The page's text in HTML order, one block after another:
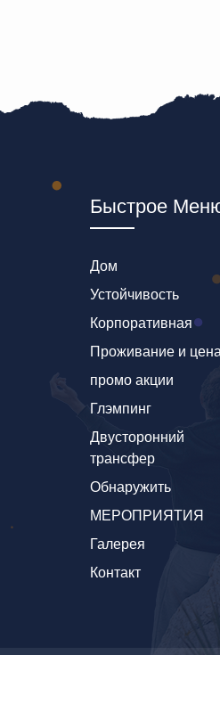
Быстрое
Дом
Устойчивость
Корпоративная
Проживание и цена
промо акции
Глэмпинг
Двусторонний
трансфер
Обнаружить
МЕРОПРИЯТИЯ
Галерея
Контакт